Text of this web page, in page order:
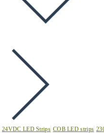
24VDC LED Strips COB LED strips